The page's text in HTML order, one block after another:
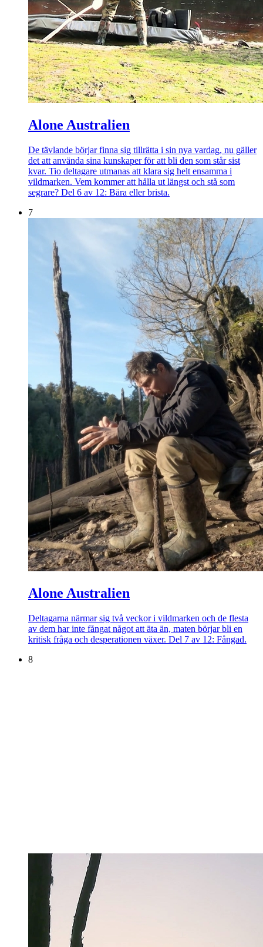
Alone Australien
De tävlande börjar finna sig tillrätta i sin nya vardag, nu gäller
det att använda sina kunskaper för att bli den som står sist
kvar. Tio deltagare utmanas att klara sig helt ensamma i
vildmarken. Vem kommer att hålla ut längst och stå som
segrare? Del 6 av 12: Bära eller brista.
7
Alone Australien
Deltagarna närmar sig två veckor i vildmarken och de flesta
av dem har inte fångat något att äta än, maten börjar bli en
kritisk fråga och desperationen växer. Del 7 av 12: Fångad.
8